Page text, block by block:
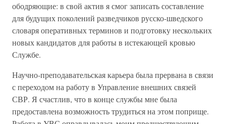
ободряющие: в свой актив я смог записать составление
для будущих поколений разведчиков русско-шведского
словаря оперативных терминов и подготовку нескольких
новых кандидатов для работы в истекающей кровью
Службе.
Научно-преподавательская карьера была прервана в связи
с переходом на работу в Управление внешних связей
СВР. Я счастлив, что в конце службы мне была
предоставлена возможность трудиться на этом поприще.